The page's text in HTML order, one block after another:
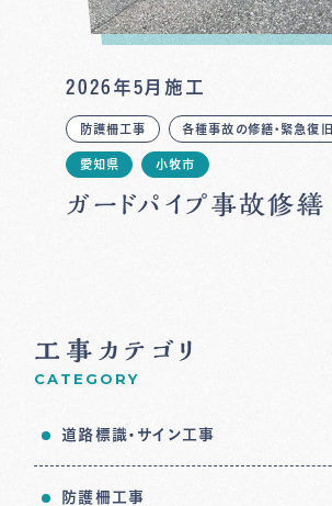
2026年5月施工
防護柵工事 各種事故の修繕・緊急復旧
愛知県 小牧市
ガードパイプ事故修繕
工事カテゴリ
CATEGORY
道路標識・サイン工事
防護柵工事